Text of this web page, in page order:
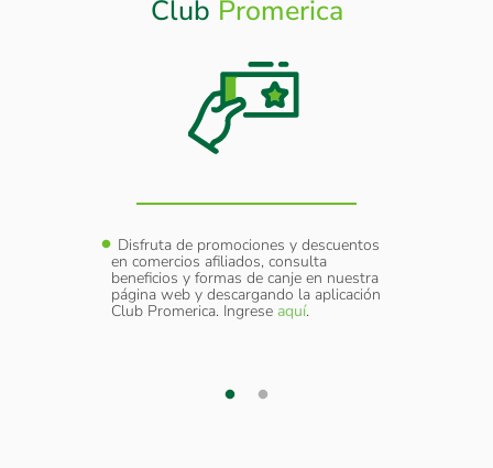
Club Promerica
OtrosBeneficios
Disfruta de promociones y descuentos
en comercios afiliados, consulta
beneficios y formas de canje en nuestra
página web y descargando la aplicación
Club Promerica. Ingrese aquí.